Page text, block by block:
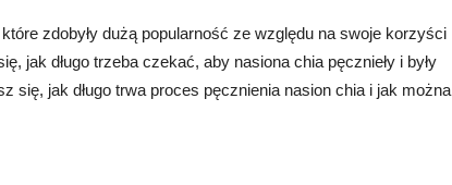
zdobyły dużą popularność ze względu na swoje korzyści
jak długo trzeba czekać, aby nasiona chia pęcznieły i były
się, jak długo trwa proces pęcznienia nasion chia i jak można